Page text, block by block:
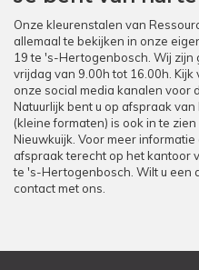
Onze kleurenstalen van
allemaal te bekijken in onze
19 te 's-Hertogenbosch. Wij
vrijdag van 9.00h tot 16.00h.
onze social media kanalen voor
Natuurlijk bent u op afspraak
(kleine formaten) is ook in te
Nieuwkuijk. Voor meer
afspraak terecht op het kantoor
te 's-Hertogenbosch. Wilt u een
contact met ons.